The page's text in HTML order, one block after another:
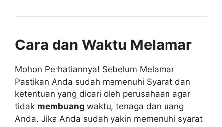
Cara dan Waktu Melamar
Mohon Perhatiannya! Sebelum Melamar
Pastikan Anda sudah memenuhi Syarat dan
ketentuan yang dicari oleh perusahaan agar
tidak membuang waktu, tenaga dan uang
Anda. Jika Anda sudah yakin memenuhi syarat